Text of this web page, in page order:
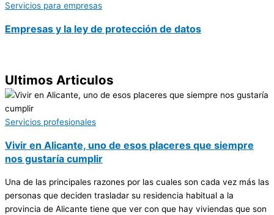
Servicios para empresas
Empresas y la ley de protección de datos
Ultimos Articulos
Servicios profesionales
Vivir en Alicante, uno de esos placeres que siempre
nos gustaría cumplir
Una de las principales razones por las cuales son cada vez más las
personas que deciden trasladar su residencia habitual a la
provincia de Alicante tiene que ver con que hay viviendas que son